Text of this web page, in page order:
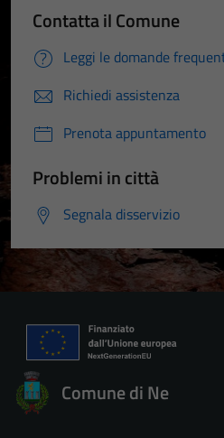
Contatta il Comune
Leggi le domande
Richiedi assistenza
Prenota appuntamento
Problemi in città
Segnala disservizio
Comune di Ne